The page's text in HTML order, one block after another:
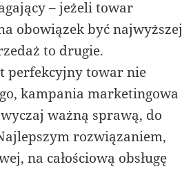
– jeżeli towar
obowiązek być najwyższej
to drugie.
perfekcyjny towar nie
kampania marketingowa
ważną sprawą, do
rozwiązaniem,
na całościową obsługę